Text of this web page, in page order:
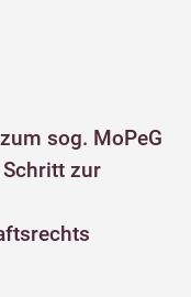
sog. MoPeG
zur